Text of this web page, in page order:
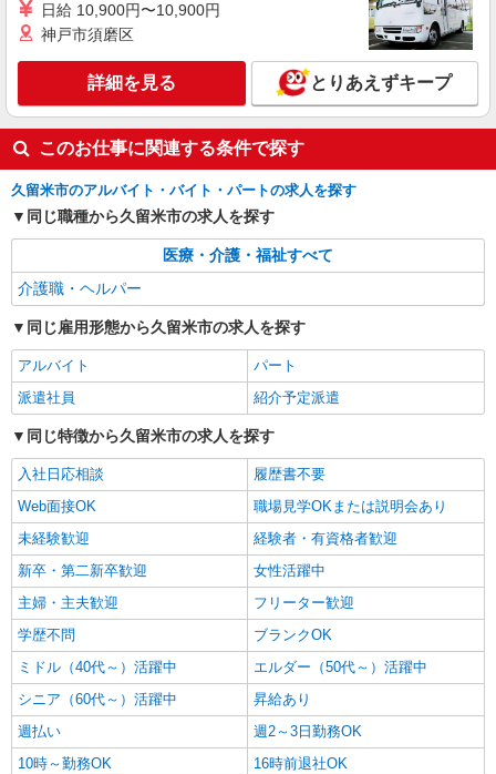
派遣社員
株式会社kotrio /●FK-H-1981454
西鉄久留米駅｜小さなグループホームで家事や
生活のサポート！
時給1450円〜2062円 ＜日払い有/週払い有/交
通費全支給(ガソリン代含む)＞
最寄り駅：西鉄久留米
派遣社員
株式会社kotrio /●FK-H-2067031
久留米市≫家庭的でこぢんまりしたグルホ＊家
事サポートなど
時給1450円〜2062円 ＜日払い有/週払い有/交
通費全支給(ガソリン代含む)＞
久留米市花畑
詳細を見る
日給 10,900円〜10,900円
神戸市須磨区
詳細を見る とりあえずキープ
このお仕事に関連する条件で探す
久留米市のアルバイト・バイト・パートの求人を探す
同じ職種から久留米市の求人を探す
医療・介護・福祉すべて
介護職・ヘルパー
同じ雇用形態から久留米市の求人を探す
アルバイト
パート
派遣社員
紹介予定派遣
同じ特徴から久留米市の求人を探す
入社日応相談
履歴書不要
Web面接OK
職場見学OKまたは説明会あり
未経験歓迎
経験者・有資格者歓迎
新卒・第二新卒歓迎
女性活躍中
主婦・主夫歓迎
フリーター歓迎
学歴不問
ブランクOK
ミドル（40代～）活躍中
エルダー（50代～）活躍中
シニア（60代～）活躍中
昇給あり
週払い
週2～3日勤務OK
10時～勤務OK
16時前退社OK